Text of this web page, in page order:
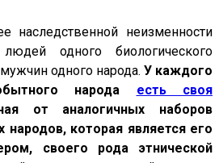
наследственной неизменности
одного биологического
одного народа. У каждого
народа есть своя
от аналогичных наборов
народов, которая является его
своего рода этнической